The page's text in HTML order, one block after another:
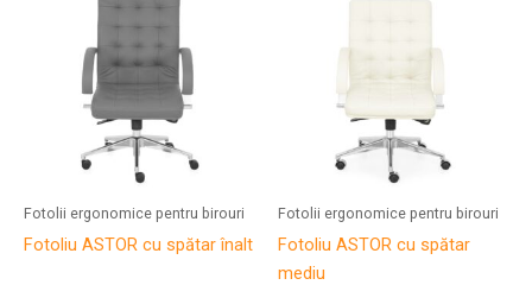
Fotolii ergonomice pentru birouri
Fotoliu ASTOR cu spătar înalt
Fotolii ergonomice pentru birouri
Fotoliu ASTOR cu spătar
mediu